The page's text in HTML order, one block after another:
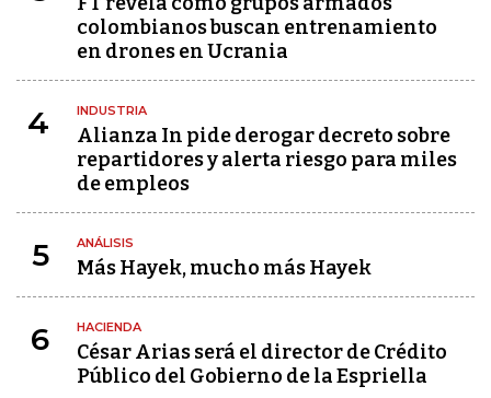
colombianos buscan entrenamiento
en drones en Ucrania
4 INDUSTRIA
Alianza In pide derogar decreto sobre
repartidores y alerta riesgo para miles
de empleos
5 ANÁLISIS
Más Hayek, mucho más Hayek
6 HACIENDA
César Arias será el director de Crédito
Público del Gobierno de la Espriella